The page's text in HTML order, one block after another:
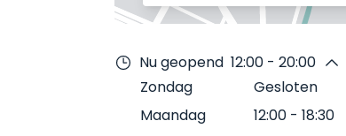
Nu geopend 12:00 - 20:00
Zondag
Gesloten
Maandag
12:00 - 18:30